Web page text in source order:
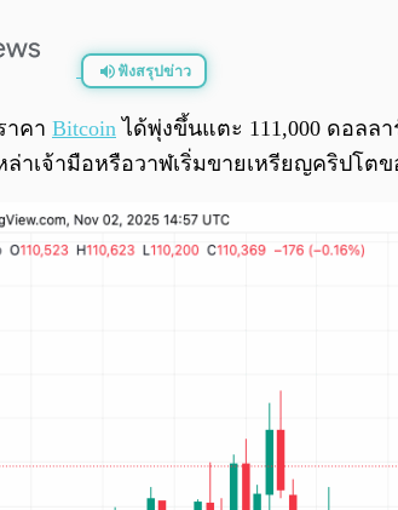
ฟังสรุปข่าว
าคา Bitcoin ได้พุ่งขึ้นแตะ 111,000 ดอลล
ล่าเจ้ามือหรือวาฬเริ่มขายเหรียญคริปโตข